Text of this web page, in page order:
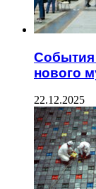
События
нового
22.12.2025